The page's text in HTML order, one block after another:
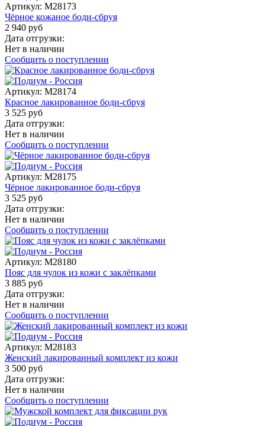
Артикул: M28173
Чёрное кожаное боди-сбруя
2 940 руб
Дата отгрузки:
Нет в наличии
Сообщить о поступлении
Артикул: M28174
Красное лакированное боди-сбруя
3 525 руб
Дата отгрузки:
Нет в наличии
Сообщить о поступлении
Артикул: M28175
Чёрное лакированное боди-сбруя
3 525 руб
Дата отгрузки:
Нет в наличии
Сообщить о поступлении
Артикул: M28180
Пояс для чулок из кожи с заклёпками
3 885 руб
Дата отгрузки:
Нет в наличии
Сообщить о поступлении
Артикул: M28183
Женский лакированный комплект из кожи
3 500 руб
Дата отгрузки:
Нет в наличии
Сообщить о поступлении